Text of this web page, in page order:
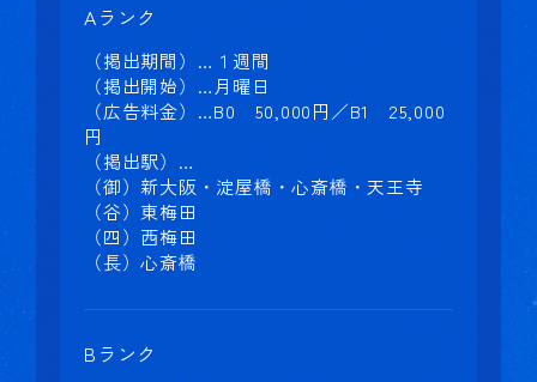
Aランク
（掲出期間）…１週間
（掲出開始）…月曜日
（広告料金）…B0 50,000円／B1 25,000
円
（掲出駅）…
（御）新大阪・淀屋橋・心斎橋・天王寺
（谷）東梅田
（四）西梅田
（長）心斎橋
Bランク